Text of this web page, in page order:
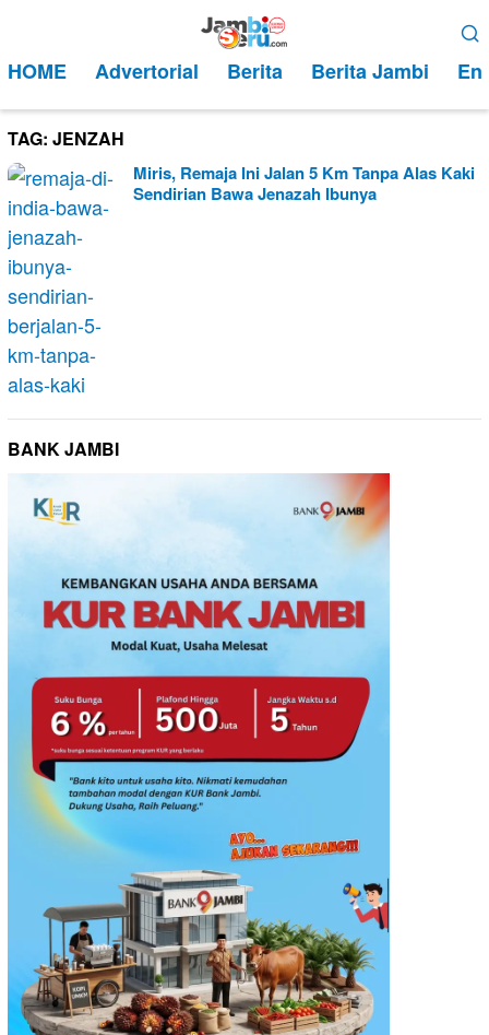
kontenMobile
HOME Advertorial Berita Berita Jambi
TAG: JENZAH
Miris, Remaja Ini Jalan 5 Km Tanpa Alas Kaki
Sendirian Bawa Jenazah Ibunya
BANK JAMBI